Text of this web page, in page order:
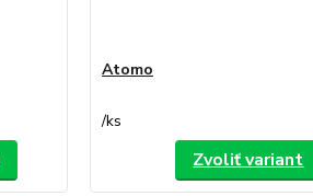
Atomo
/ks
Zvoliť variant